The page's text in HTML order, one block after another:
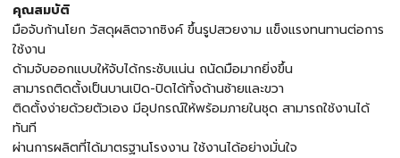
คุณสมบัติ
มือจับก้านโยก วัสดุผลิตจากซิงค์ ขึ้นรูปสวยงาม แข็งแรงทนทานต่อการ
ใช้งาน
ด้ามจับออกแบบให้จับได้กระชับแน่น ถนัดมือมากยิ่งขึ้น
สามารถติดตั้งเป็นบานเปิด-ปิดได้ทั้งด้านซ้ายและขวา
ติดตั้งง่ายด้วยตัวเอง มีอุปกรณ์ให้พร้อมภายในชุด สามารถใช้งานได้
ทันที
ผ่านการผลิตที่ได้มาตรฐานโรงงาน ใช้งานได้อย่างมั่นใจ